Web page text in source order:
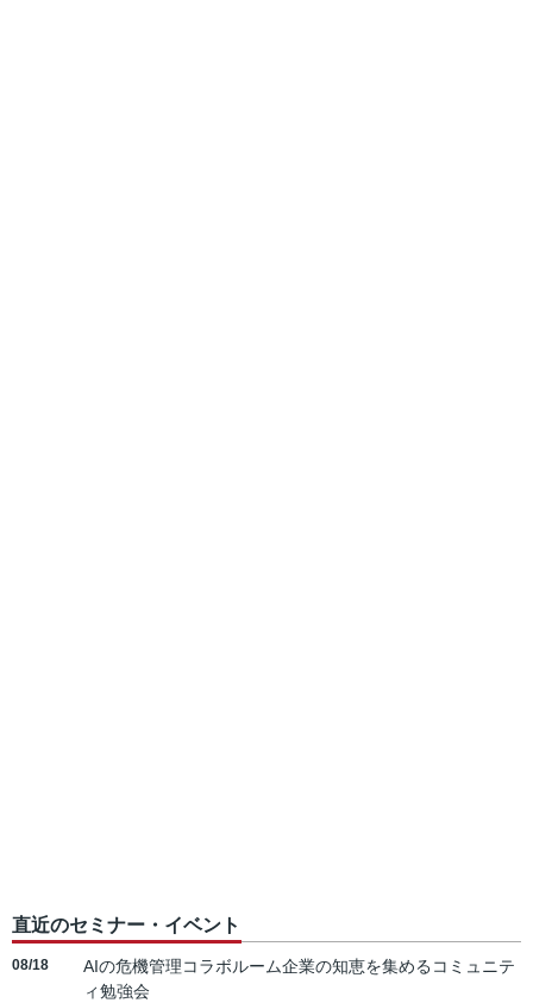
直近のセミナー・イベント
08/18
AIの危機管理コラボルーム企業の知恵を集めるコミュニテ
ィ勉強会